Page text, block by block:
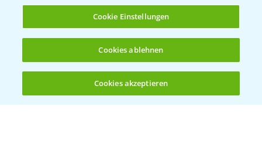
(noch 4)
Allgemeine Nutzungsbedingungen
Datenschutzerklärung
Cookie Einstellungen
Cookies ablehnen
Cookies akzeptieren